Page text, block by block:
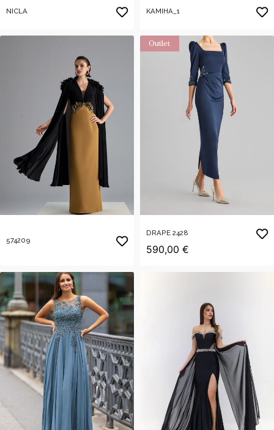
NICLA KAMIHA_1
574209
Outlet
DRAPE 2428
590,00 €